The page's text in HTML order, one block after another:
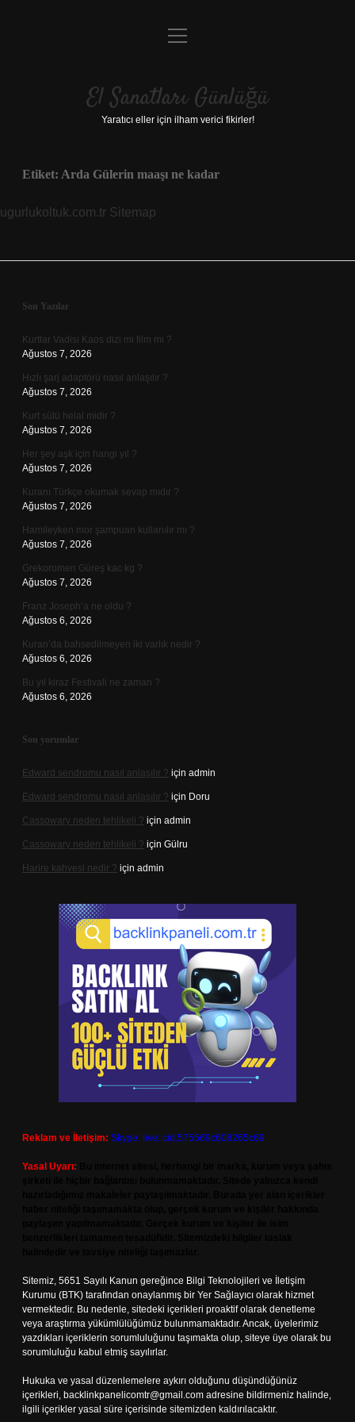
Anasayfa
Yasal Uyarı
menüyü
El Sanatları Günlüğü
Yaratıcı eller için ilham verici fikirler!
Etiket: Arda Gülerin maaşı ne kadar
ugurlukoltuk.com.tr Sitemap
Sidebar
Son Yazılar
Kurtlar Vadisi Kaos dizi mi film mi ?
Ağustos 7, 2026
Hızlı şarj adaptörü nasıl anlaşılır ?
Ağustos 7, 2026
Kurt sütü helal midir ?
Ağustos 7, 2026
Her şey aşk için hangi yıl ?
Ağustos 7, 2026
Kuranı Türkçe okumak sevap mıdır ?
Ağustos 7, 2026
Hamileyken mor şampuan kullanılır mı ?
Ağustos 7, 2026
Grekoromen Güreş kac kg ?
Ağustos 7, 2026
Franz Joseph’a ne oldu ?
Ağustos 6, 2026
Kuran’da bahsedilmeyen iki varlık nedir ?
Ağustos 6, 2026
Bu yıl kiraz Festivali ne zaman ?
Ağustos 6, 2026
Son yorumlar
Edward sendromu nasıl anlaşılır ? için admin
Edward sendromu nasıl anlaşılır ? için Doru
Cassowary neden tehlikeli ? için admin
Cassowary neden tehlikeli ? için Gülru
Harire kahvesi nedir ? için admin
Reklam ve İletişim: Skype: live:.cid.575569c608265c69
Yasal Uyarı:
Sitemiz, 5651 Sayılı Kanun gereğince Bilgi Teknolojileri ve İletişim
Kurumu (BTK) tarafından onaylanmış bir Yer Sağlayıcı olarak hizmet
vermektedir. Bu nedenle, sitedeki içerikleri proaktif olarak denetleme
veya araştırma yükümlülüğümüz bulunmamaktadır. Ancak, üyelerimiz
yazdıkları içeriklerin sorumluluğunu taşımakta olup, siteye üye olarak bu
sorumluluğu kabul etmiş sayılırlar.
Hukuka ve yasal düzenlemelere aykırı olduğunu düşündüğünüz
içerikleri, backlinkpanelicomtr@gmail.com adresine bildirmeniz halinde,
ilgili içerikler yasal süre içerisinde sitemizden kaldırılacaktır.